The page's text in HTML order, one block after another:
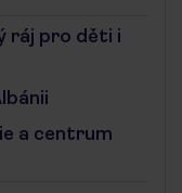
ráj pro děti i
a centrum